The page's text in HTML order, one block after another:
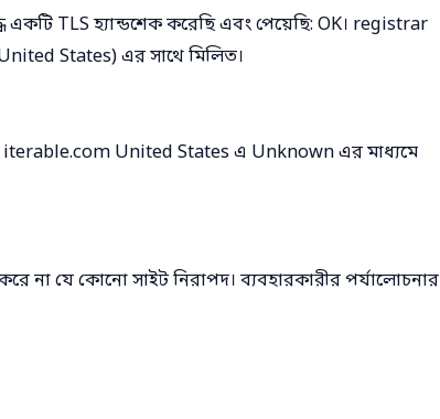
TLS হ্যান্ডশেক করেছি এবং পেয়েছি: OK। registrar
States) এর সাথে মিলিত।
iterable.com United States এ Unknown এর মাধ্যমে
না যে কোনো সাইট নিরাপদ। ব্যবহারকারীর পর্যালোচনার